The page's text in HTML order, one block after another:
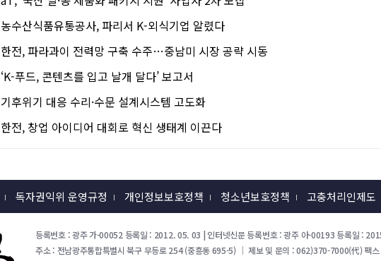
농수산식품유통공사, 파리서 K-외식기업 알렸다
한전, 파라과이 전력망 구축 수주…중남미 시장 공략 시동
‘K-푸드, 콘텐츠를 입고 날개 달다’ 보고서
기후위기 대응 수리·수문 설계시스템 고도화
한전, 창업 아이디어 대회로 혁신 생태계 이끈다
독자권익위 운영규정 개인정보보호정책 청소년보호정책 고충처리인제도
등록번호 : 광주 가-00052 등록일 : 2012. 05. 03 | 인터넷신문 등록번호 : 광주 아-00193 등록일 :
주소 : 전남광주통합특별시 북구 무등로 254 (중흥동 695-5) ｜ 제보 및 문의 : 062)370-7000(代)